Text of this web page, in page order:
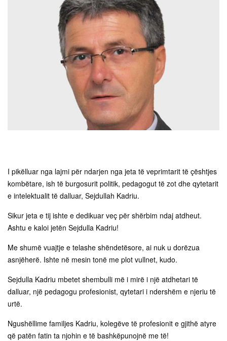
I pikëlluar nga lajmi për ndarjen nga jeta të veprimtarit të çështjes
kombëtare, ish të burgosurit politik, pedagogut të zot dhe qytetarit
e intelektualit të dalluar, Sejdullah Kadriu.
Sikur jeta e tij ishte e dedikuar veç për shërbim ndaj atdheut.
Ashtu e kaloi jetën Sejdulla Kadriu!
Me shumë vuajtje e telashe shëndetësore, ai nuk u dorëzua
asnjëherë. Ishte në mesin tonë me plot vullnet, kudo.
Sejdulla Kadriu mbetet shembulli më i mirë i një atdhetari të
dalluar, një pedagogu profesionist, qytetari i ndershëm e njeriu të
urtë.
Ngushëllime familjes Kadriu, kolegëve të profesionit e gjithë atyre
që patën fatin ta njohin e të bashkëpunojnë me të!